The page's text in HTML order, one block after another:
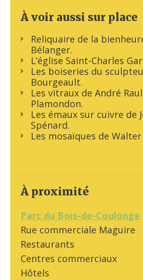
À voir aussi sur place
Reliquaire de la
Bélanger.
L’église Saint-Charles
Les boiseries du
Bourgeault.
Les vitraux de André
Plamondon.
Les émaux sur cuivre de
Spénard.
Les mosaïques de
À proximité
Parc du Bois-de-Coulonge
Rue commerciale Maguire
Restaurants
Centres commerciaux
Hôtels